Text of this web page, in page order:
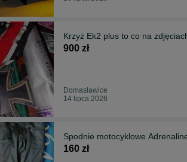
Krzyż Ek2 plus to co na zdjęciach
900 zł
Domasławice
14 lipca 2026
Spodnie motocyklowe
160 zł